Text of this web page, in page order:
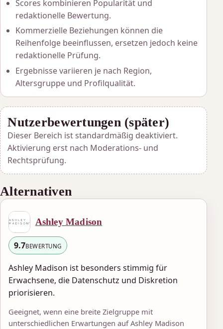
Scores kombinieren Popularität und
redaktionelle Bewertung.
Kommerzielle Beziehungen können die
Reihenfolge beeinflussen, ersetzen jedoch keine
redaktionelle Prüfung.
Ergebnisse variieren je nach Region,
Altersgruppe und Profilqualität.
Nutzerbewertungen (später)
Dieser Bereich ist standardmäßig deaktiviert.
Aktivierung erst nach Moderations- und
Rechtsprüfung.
Alternativen
Ashley Madison
9.7BEWERTUNG
Ashley Madison ist besonders stimmig für
Erwachsene, die Datenschutz und Diskretion
priorisieren.
Geeignet, wenn eine breite Zielgruppe mit
unterschiedlichen Erwartungen auf Ashley Madison